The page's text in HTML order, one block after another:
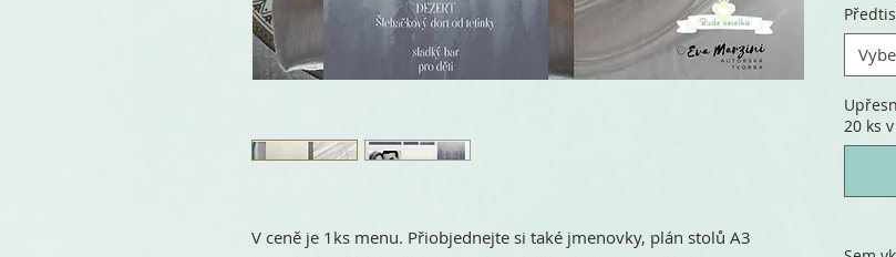
V ceně je 1ks menu. Přiobjednejte si také jmenovky, plán stolů A3
20 ks